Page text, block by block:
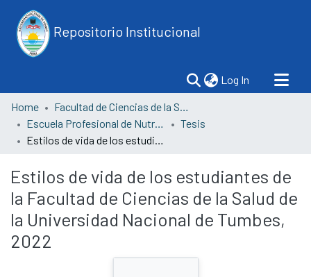
Repositorio Institucional
Log In (current)
Home
Facultad de Ciencias de la Salud
Escuela Profesional de Nutrición y Dietética
Tesis
Estilos de vida de los estudiantes de la Facultad de Ciencias de la Salud de la Universidad Nacional de Tumbes, 2022
Estilos de vida de los estudiantes de
la Facultad de Ciencias de la Salud de
la Universidad Nacional de Tumbes,
2022